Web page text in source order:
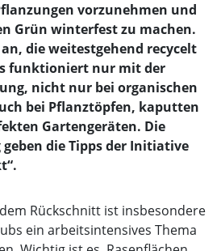
vorzunehmen und
Grün winterfest zu machen.
die weitestgehend recycelt
funktioniert nur mit der
nicht nur bei organischen
bei Pflanztöpfen, kaputten
Gartengeräten. Die
die Tipps der Initiative
Rückschnitt ist insbesondere
ein arbeitsintensives Thema